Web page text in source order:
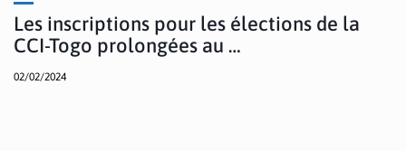
Les inscriptions pour les élections de la
CCI-Togo prolongées au …
02/02/2024